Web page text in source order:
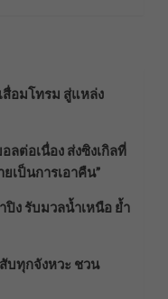
สื่อมโทรม สู่แหล่ง
ลต่อเนื่อง ส่งซิงเกิลที่
ยเป็นการเอาคืน”
ปิง รับมวลน้ำเหนือ ย้ำ
ทุกจังหวะ ชวน